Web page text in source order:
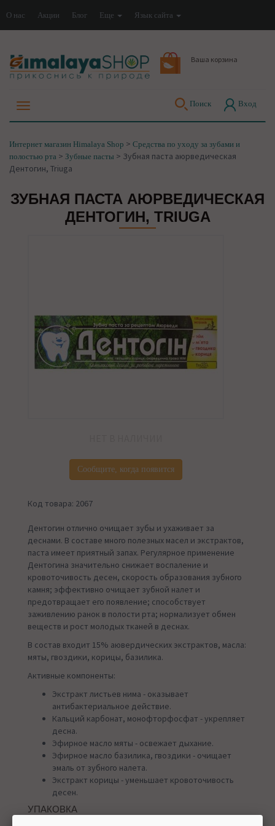
О нас Акции Блог Еще Язык сайта
Ваша корзина
Поиск Вход
Интернет магазин Himalaya Shop > Средства по уходу за зубами и
полостью рта > Зубные пасты > Зубная паста аюрведическая
Дентогин, Triuga
ЗУБНАЯ ПАСТА АЮРВЕДИЧЕСКАЯ
ДЕНТОГИН, TRIUGA
Сообщите, когда появится
Код товара: 2067
Дентогин отлично очищает зубы и ухаживает за
деснами. В составе много полезных масел и экстрактов,
паста имеет приятный запах. Регулярное применение
Дентогина значительно снижает воспаление и
кровоточивость десен, скорость образования зубного
камня; эффективно очищает зубной налет и
предотвращает его появление; способствует
заживлению ранок в полости рта; нормализует обмен
веществ и рост молодых тканей в деснах.
В состав входит 15% аювердических экстрактов, масла:
мяты, гвоздики, корицы, базилика.
Активные компоненты:
Экстракт листьев нима - оказывает
антибактериальное действие.
Кальций карбонат, монофторфосфат - укрепляет
десна.
Эфирное масло мяты - освежает дыхание.
Эфирное масло базилика, гвоздики - очищает
эмаль от зубного налета.
Экстракт корицы - уменьшает кровоточивость
десен.
УПАКОВКА